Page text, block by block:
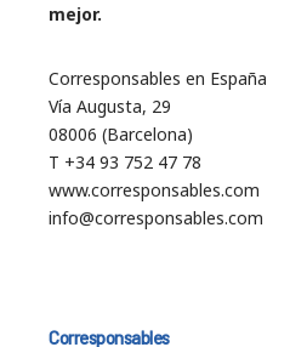
mejor.
Corresponsables en España
Vía Augusta, 29
08006 (Barcelona)
T +34 93 752 47 78
www.corresponsables.com
info@corresponsables.com
Corresponsables